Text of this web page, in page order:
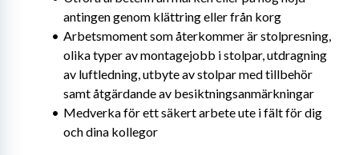
antingen genom klättring eller från korg
Arbetsmoment som återkommer är stolpresning,
olika typer av montagejobb i stolpar, utdragning
av luftledning, utbyte av stolpar med tillbehör
samt åtgärdande av besiktningsanmärkningar
Medverka för ett säkert arbete ute i fält för dig
och dina kollegor